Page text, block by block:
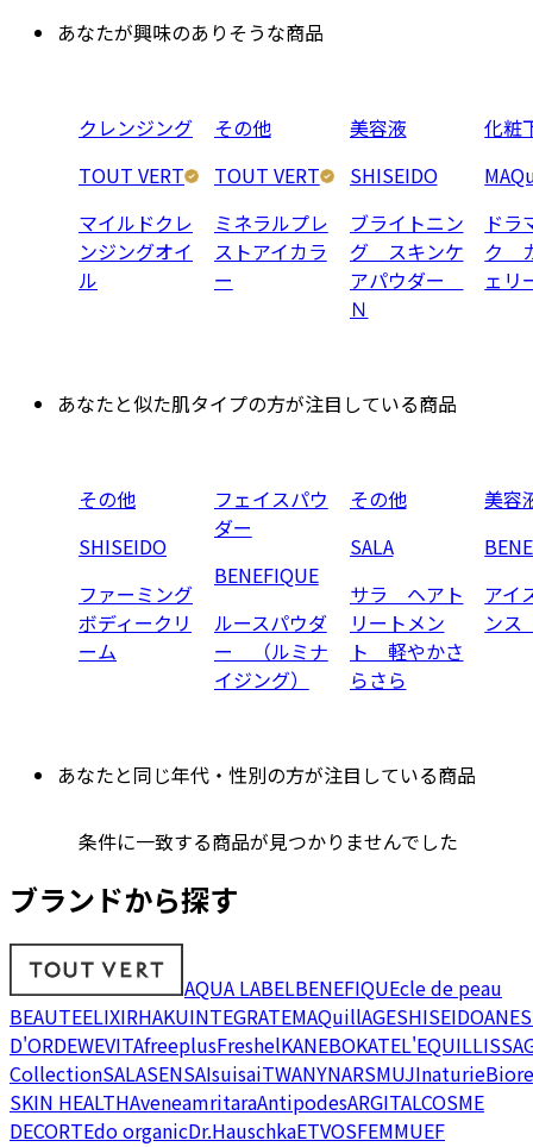
あなたが興味のありそうな商品
クレンジング
TOUT VERT
マイルドクレ
ンジングオイ
ル
その他
TOUT VERT
ミネラルプレ
ストアイカラ
ー
美容液
SHISEIDO
ブライトニン
グ スキンケ
アパウダー
Ｎ
化粧
ドラ
ク
ェ
あなたと似た肌タイプの方が注目している商品
その他
SHISEIDO
ファーミング
ボディークリ
ーム
フェイスパウ
ダー
BENEFIQUE
ルースパウダ
ー （ルミナ
イジング）
その他
SALA
サラ ヘアト
リートメン
ト 軽やかさ
らさら
美容
アイ
ン
あなたと同じ年代・性別の方が注目している商品
条件に一致する商品が見つかりませんでした
ブランドから探す
AQUA LABELBENEFIQUEcle de peau
BEAUTEELIXIRHAKUINTEGRATEMAQuillAGESHISEIDO
D'ORDEWEVITAfreeplusFreshelKANEBOKATEL'EQUIL
CollectionSALASENSAIsuisaiTWANYNARSMUJInaturieBiore
SKIN HEALTHAveneamritaraAntipodesARGITALCOSME
DECORTEdo organicDr.HauschkaETVOSFEMMUEF